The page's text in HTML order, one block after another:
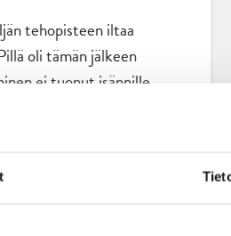
tehopisteen iltaa
oli tämän jälkeen
ei tuonut isännille
pystyä